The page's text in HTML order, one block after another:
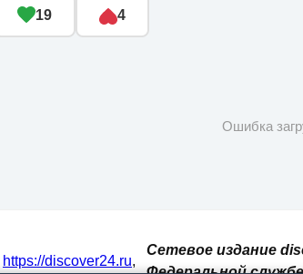
19 4
Ошибка
Сетевое издание
https://discover24.ru,